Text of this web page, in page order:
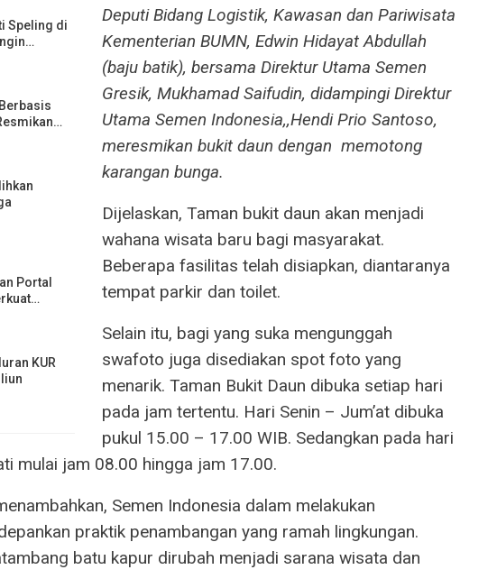
Speling di
Portal
KUR
Deputi Bidang Logistik, Kawasan dan Pariwisata
Kementerian BUMN, Edwin Hidayat Abdullah
(baju batik), bersama Direktur Utama Semen
Gresik, Mukhamad Saifudin, didampingi Direktur
Utama Semen Indonesia,,Hendi Prio Santoso,
meresmikan bukit daun dengan memotong
karangan bunga.
Dijelaskan, Taman bukit daun akan menjadi
wahana wisata baru bagi masyarakat.
Beberapa fasilitas telah disiapkan, diantaranya
tempat parkir dan toilet.
Selain itu, bagi yang suka mengunggah
swafoto juga disediakan spot foto yang
menarik. Taman Bukit Daun dibuka setiap hari
pada jam tertentu. Hari Senin – Jum’at dibuka
pukul 15.00 – 17.00 WIB. Sedangkan pada hari
mulai jam 08.00 hingga jam 17.00.
Semen Indonesia dalam melakukan
praktik penambangan yang ramah lingkungan.
batu kapur dirubah menjadi sarana wisata dan